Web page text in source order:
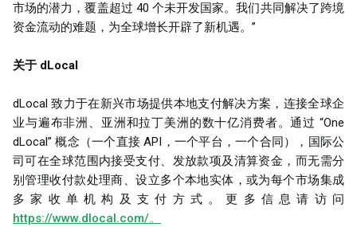
市场的潜力，覆盖超过 40 个未开发国家。我们共同解决了跨境
资金流动的难题，为全球增长开辟了新机遇。”
关于 dLocal
dLocal 致力于在新兴市场提供本地支付解决方案，连接全球企
业与遍布非洲、亚洲和拉丁美洲的数十亿消费者。通过 “One
dLocal” 概念（一个直接 API，一个平台，一个合同），国际公
司可在全球范围内接受支付、发放款项及清算资金，而无需分
别管理收付款处理商、设立多个本地实体，或为每个市场集成
多家收单机构及支付方式。更多信息请访问
https://www.dlocal.com/。